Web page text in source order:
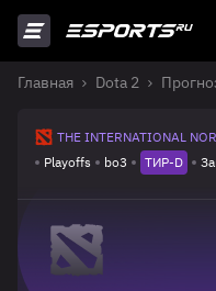
Главная Dota 2
THE INTERNATIONAL
Playoffs
bo3 ТИР-D